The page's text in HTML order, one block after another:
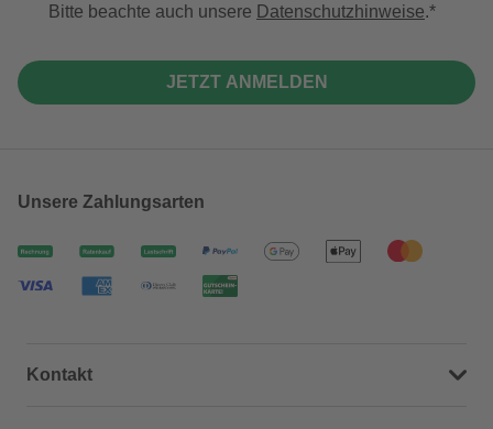
Bitte beachte auch unsere Datenschutzhinweise.
JETZT ANMELDEN
Unsere Zahlungsarten
Kontakt